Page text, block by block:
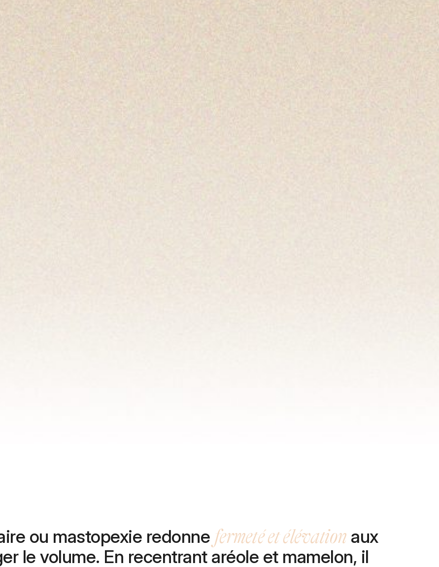
ou mastopexie redonne fermeté et élévation aux
le volume. En recentrant aréole et mamelon, il